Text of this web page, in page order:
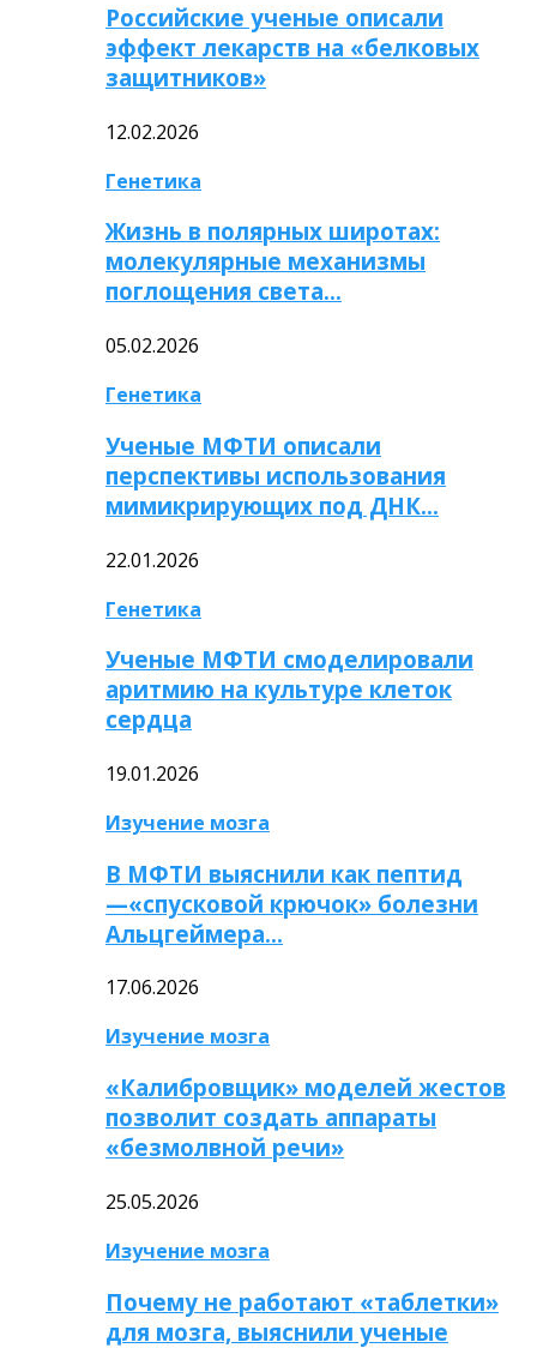
Российские ученые описали
эффект лекарств на «белковых
защитников»
12.02.2026
Генетика
Жизнь в полярных широтах:
молекулярные механизмы
поглощения света…
05.02.2026
Генетика
Ученые МФТИ описали
перспективы использования
мимикрирующих под ДНК…
22.01.2026
Генетика
Ученые МФТИ смоделировали
аритмию на культуре клеток
сердца
19.01.2026
Изучение мозга
В МФТИ выяснили как пептид
—«спусковой крючок» болезни
Альцгеймера…
17.06.2026
Изучение мозга
«Калибровщик» моделей жестов
позволит создать аппараты
«безмолвной речи»
25.05.2026
Изучение мозга
Почему не работают «таблетки»
для мозга, выяснили ученые